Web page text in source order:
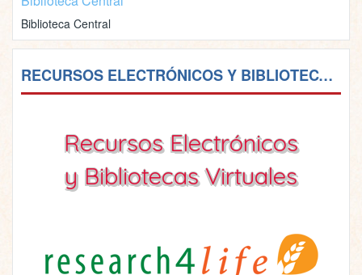
Biblioteca Central
RECURSOS ELECTRÓNICOS Y BIBLIOTECAS VIRTUALES
Recursos Electrónicos
y Bibliotecas Virtuales